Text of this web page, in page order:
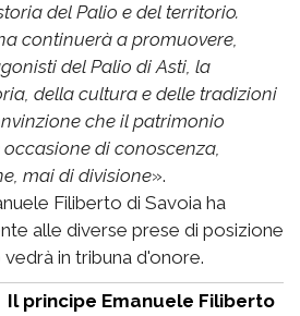
del Palio e del territorio.
continuerà a promuovere,
del Palio di Asti, la
della cultura e delle tradizioni
che il patrimonio
di conoscenza,
mai di divisione».
Filiberto di Savoia ha
alle diverse prese di posizione
in tribuna d'onore.
Il principe Emanuele Filiberto